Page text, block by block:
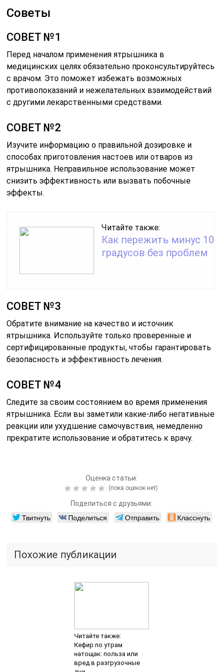
Советы
СОВЕТ №1
Перед началом применения ятрышника в
медицинских целях обязательно проконсультируйтесь
с врачом. Это поможет избежать возможных
противопоказаний и нежелательных взаимодействий
с другими лекарственными средствами.
СОВЕТ №2
Изучите информацию о правильной дозировке и
способах приготовления настоев или отваров из
ятрышника. Неправильное использование может
снизить эффективность или вызвать побочные
эффекты.
Читайте также:
Как пережить минус 10
градусов без проблем
СОВЕТ №3
Обратите внимание на качество и источник
ятрышника. Используйте только проверенные и
сертифицированные продукты, чтобы гарантировать
безопасность и эффективность лечения.
СОВЕТ №4
Следите за своим состоянием во время применения
ятрышника. Если вы заметили какие-либо негативные
реакции или ухудшение самочувствия, немедленно
прекратите использование и обратитесь к врачу.
Оценка статьи:
(пока оценок нет)
Поделиться с друзьями:
Твитнуть Поделиться Отправить Класснуть
Похожие публикации
Читайте также:
Кефир по утрам
натощак: польза или
вред в разгрузочные